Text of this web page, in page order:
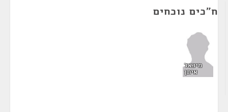
ח"כים נוכחים
מיכאל
איתן